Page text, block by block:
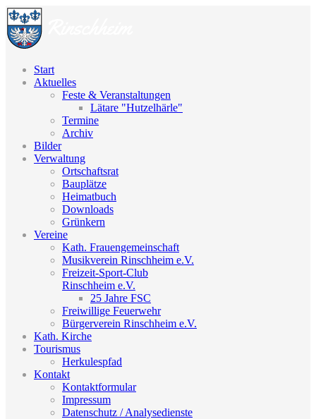
Start
Aktuelles
Feste & Veranstaltungen
Lätare "Hutzelhärle"
Termine
Archiv
Bilder
Verwaltung
Ortschaftsrat
Bauplätze
Heimatbuch
Downloads
Grünkern
Vereine
Kath. Frauengemeinschaft
Musikverein Rinschheim e.V.
Freizeit-Sport-Club
Rinschheim e.V.
25 Jahre FSC
Freiwillige Feuerwehr
Bürgerverein Rinschheim e.V.
Kath. Kirche
Tourismus
Herkulespfad
Kontakt
Kontaktformular
Impressum
Datenschutz / Analysedienste